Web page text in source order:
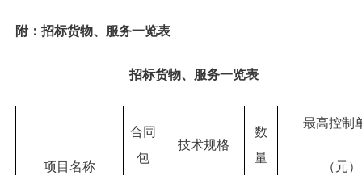
附：招标货物、服务一览表
招标货物、服务一览表
项目名称
合同
包
技术规格
数
量
最高控制
（元）